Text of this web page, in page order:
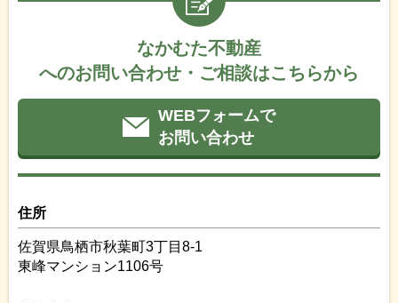
なかむた不動産
へのお問い合わせ・ご相談はこちらから
WEBフォームで
お問い合わせ
住所
佐賀県鳥栖市秋葉町3丁目8-1
東峰マンション1106号